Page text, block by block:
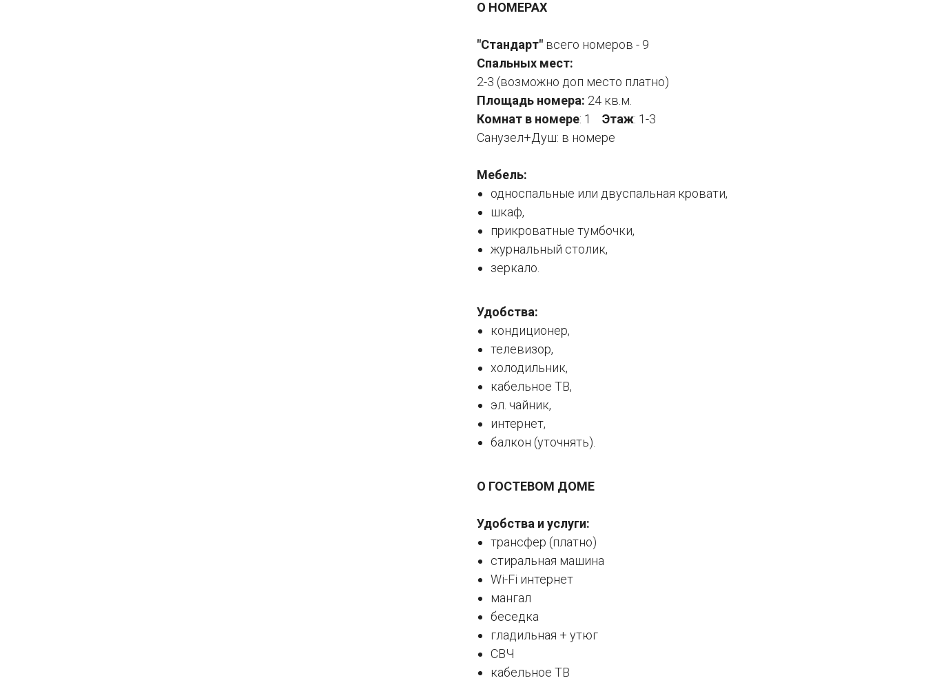
О НОМЕРАХ
"Стандарт" всего номеров - 9
Спальных мест:
2-3 (возможно доп место платно)
Площадь номера: 24 кв.м.
Комнат в номере: 1 Этаж: 1-3
Санузел+Душ: в номере
Мебель:
односпальные или двуспальная кровати,
шкаф,
прикроватные тумбочки,
журнальный столик,
зеркало.
Удобства:
кондиционер,
телевизор,
холодильник,
кабельное ТВ,
эл. чайник,
интернет,
балкон (уточнять).
О ГОСТЕВОМ ДОМЕ
Удобства и услуги:
трансфер (платно)
стиральная машина
Wi-Fi интернет
мангал
беседка
гладильная + утюг
СВЧ
кабельное ТВ